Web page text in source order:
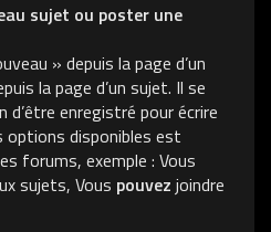
sujet ou poster une
» depuis la page d’un
la page d’un sujet. Il se
enregistré pour écrire
options disponibles est
forums, exemple : Vous
sujets, Vous pouvez joindre